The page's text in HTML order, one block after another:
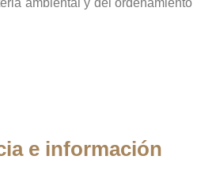
ambiental y del ordenamiento
e información